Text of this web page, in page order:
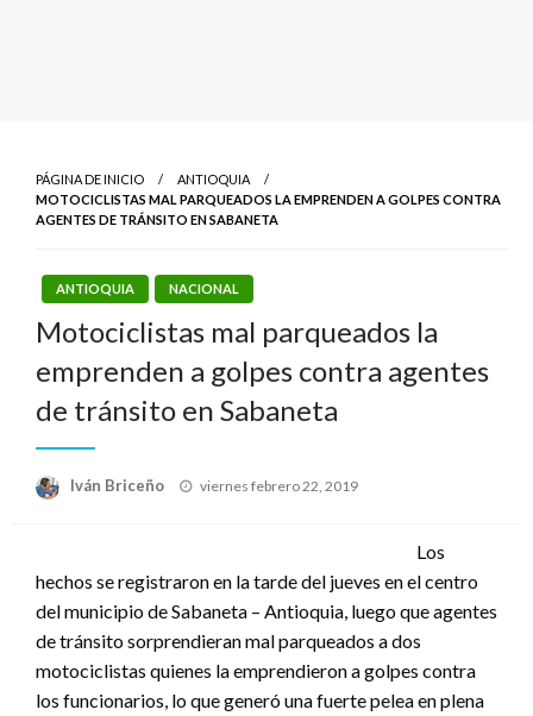
PÁGINA DE INICIO
ANTIOQUIA
MOTOCICLISTAS MAL PARQUEADOS LA EMPRENDEN A GOLPES CONTRA
AGENTES DE TRÁNSITO EN SABANETA
ANTIOQUIA NACIONAL
Motociclistas mal parqueados la
emprenden a golpes contra agentes
de tránsito en Sabaneta
Iván Briceño
Publicado
viernes febrero 22, 2019
Los
hechos se registraron en la tarde del jueves en el centro
del municipio de Sabaneta – Antioquia, luego que agentes
de tránsito sorprendieran mal parqueados a dos
motociclistas quienes la emprendieron a golpes contra
los funcionarios, lo que generó una fuerte pelea en plena